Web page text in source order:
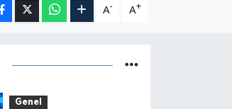
A- A+
Genel